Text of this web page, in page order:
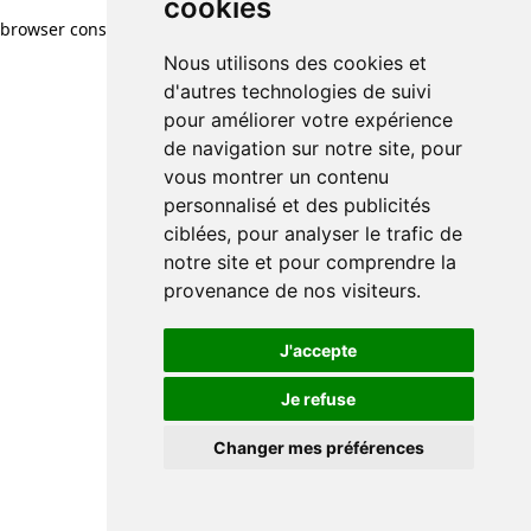
cookies
Nous utilisons des cookies et
d'autres technologies de suivi
pour améliorer votre expérience
de navigation sur notre site, pour
vous montrer un contenu
personnalisé et des publicités
ciblées, pour analyser le trafic de
notre site et pour comprendre la
provenance de nos visiteurs.
J'accepte
Je refuse
Changer mes préférences
browser console for more information)